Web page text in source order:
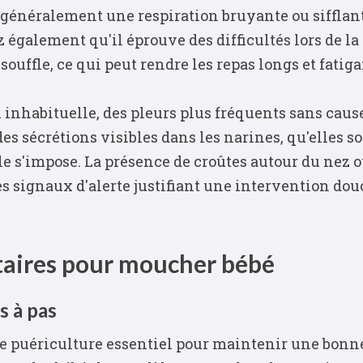
une respiration bruyante ou
qu'il éprouve des difficultés lors de
ce qui peut rendre les repas longs et
des pleurs plus fréquents sans
sécrétions visibles dans les narines, qu'elles
La présence de croûtes autour du
signaux d'alerte justifiant une intervention
pour moucher bébé
à pas
puériculture essentiel pour maintenir une